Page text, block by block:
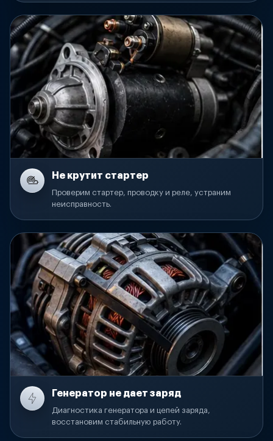
Не крутит стартер
Проверим стартер, проводку и реле, устраним
неисправность.
Генератор не дает заряд
Диагностика генератора и цепей заряда,
восстановим стабильную работу.